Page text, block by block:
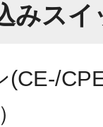
みスイ